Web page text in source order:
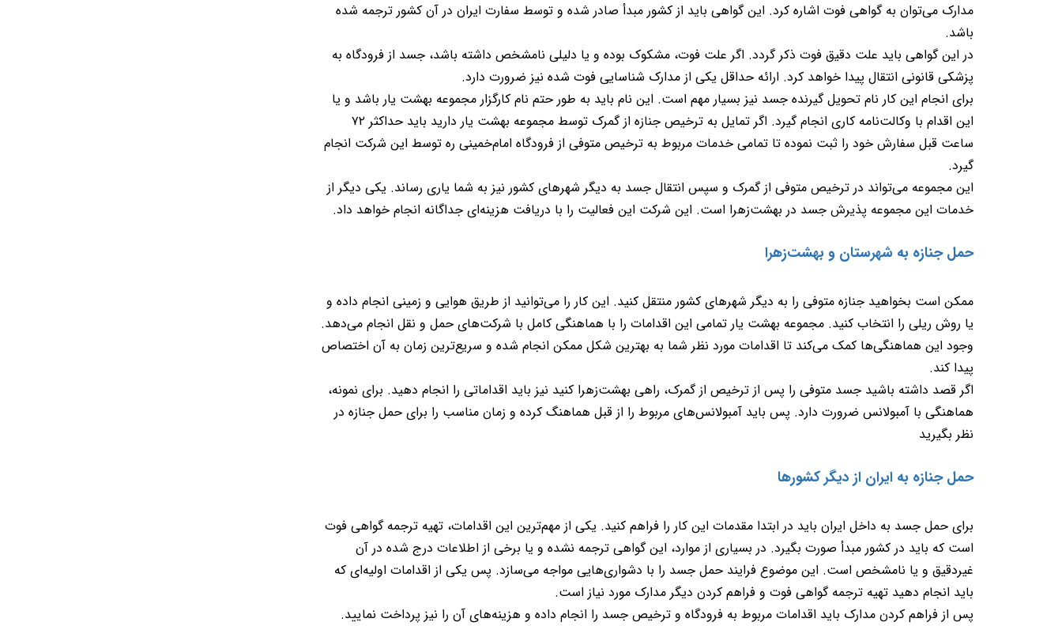
مدارک می‌توان به گواهی فوت اشاره کرد. این گواهی باید از کشور مبدأ صادر شده‌ و توسط سفارت ایران در آن کشور ترجمه شده
باشد.
در این گواهی باید علت دقیق فوت ذکر گردد. اگر علت فوت، مشکوک بوده و یا دلیلی نامشخص داشته باشد، جسد از فرودگاه به
پزشکی قانونی انتقال پیدا خواهد کرد. ارائه حداقل یکی از مدارک شناسایی فوت شده نیز ضرورت دارد.
برای انجام این کار نام تحویل گیرنده جسد نیز بسیار مهم است. این نام باید به‌ طور حتم نام کارگزار مجموعه بهشت یار باشد و یا
این اقدام با وکالت‌نامه کاری انجام گیرد. اگر تمایل به ترخیص جنازه از گمرک توسط مجموعه بهشت یار دارید باید حداکثر ۷۲
ساعت قبل سفارش خود را ثبت نموده تا تمامی خدمات مربوط به ترخیص متوفی از فرودگاه امام‌خمینی ره توسط این شرکت انجام
گیرد.
این مجموعه می‌تواند در ترخیص متوفی از گمرک و سپس انتقال جسد به دیگر شهرهای کشور نیز به شما یاری رساند. یکی دیگر از
خدمات این مجموعه پذیرش جسد در بهشت‌زهرا است. این شرکت این فعالیت را با دریافت هزینه‌ای جداگانه انجام خواهد داد.
حمل جنازه به شهرستان و بهشت‌زهرا
ممکن است بخواهید جنازه متوفی را به دیگر شهرهای کشور منتقل کنید. این کار را می‌توانید از طریق هوایی و زمینی انجام داده و
یا روش ریلی را انتخاب کنید. مجموعه بهشت یار تمامی این اقدامات را با هماهنگی کامل با شرکت‌های حمل‌ و نقل انجام می‌دهد.
وجود این هماهنگی‌ها کمک می‌کند تا اقدامات مورد نظر شما به بهترین شکل ممکن انجام‌ شده و سریع‌ترین زمان به آن اختصاص
پیدا کند.
اگر قصد داشته باشید جسد متوفی را پس‌ از ترخیص از گمرک، راهی بهشت‌زهرا کنید نیز باید اقداماتی را انجام دهید. برای نمونه،
هماهنگی با آمبولانس ضرورت دارد. پس باید آمبولانس‌های مربوط را از قبل هماهنگ کرده و زمان مناسب را برای حمل جنازه در
نظر بگیرید
حمل جنازه به ایران از دیگر کشورها
برای حمل جسد به داخل ایران باید در ابتدا مقدمات این کار را فراهم کنید. یکی از مهم‌ترین این اقدامات، تهیه ترجمه گواهی فوت
است که باید در کشور مبدأ صورت بگیرد. در بسیاری از موارد، این گواهی ترجمه نشده و یا برخی از اطلاعات درج شده در آن
غیردقیق و یا نامشخص است. این موضوع فرایند حمل جسد را با دشواری‌هایی مواجه می‌سازد. پس یکی از اقدامات اولیه‌ای که
باید انجام دهید تهیه ترجمه گواهی فوت و فراهم کردن دیگر مدارک مورد نیاز است.
پس‌ از فراهم کردن مدارک باید اقدامات مربوط به فرودگاه و ترخیص جسد را انجام داده و هزینه‌های آن را نیز پرداخت نمایید.